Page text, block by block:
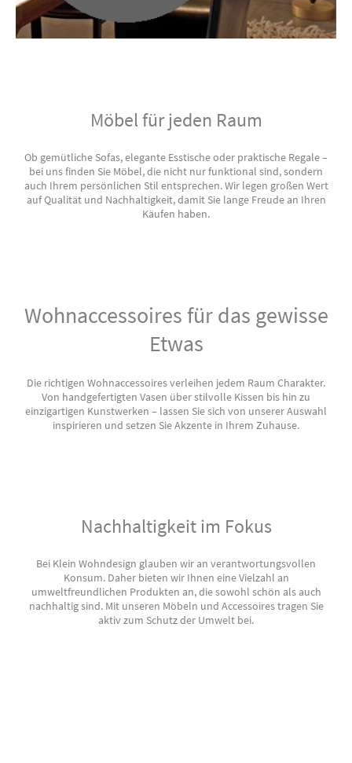
Möbel für jeden Raum
Ob gemütliche Sofas, elegante Esstische oder praktische Regale –
bei uns finden Sie Möbel, die nicht nur funktional sind, sondern
auch Ihrem persönlichen Stil entsprechen. Wir legen großen Wert
auf Qualität und Nachhaltigkeit, damit Sie lange Freude an Ihren
Käufen haben.
Wohnaccessoires für das gewisse
Etwas
Die richtigen Wohnaccessoires verleihen jedem Raum Charakter.
Von handgefertigten Vasen über stilvolle Kissen bis hin zu
einzigartigen Kunstwerken – lassen Sie sich von unserer Auswahl
inspirieren und setzen Sie Akzente in Ihrem Zuhause.
Nachhaltigkeit im Fokus
Bei Klein Wohndesign glauben wir an verantwortungsvollen
Konsum. Daher bieten wir Ihnen eine Vielzahl an
umweltfreundlichen Produkten an, die sowohl schön als auch
nachhaltig sind. Mit unseren Möbeln und Accessoires tragen Sie
aktiv zum Schutz der Umwelt bei.